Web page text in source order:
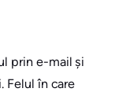
prin e-mail și
Felul în care